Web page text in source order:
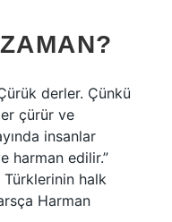
derler. Çünkü
çürür ve
insanlar
harman edilir.”
Türklerinin halk
Harman